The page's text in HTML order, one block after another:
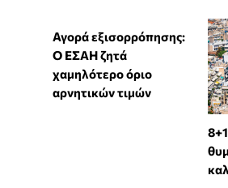
Αγορά εξισορρόπησης:
Ο ΕΣΑΗ ζητά
χαμηλότερο όριο
αρνητικών τιμών